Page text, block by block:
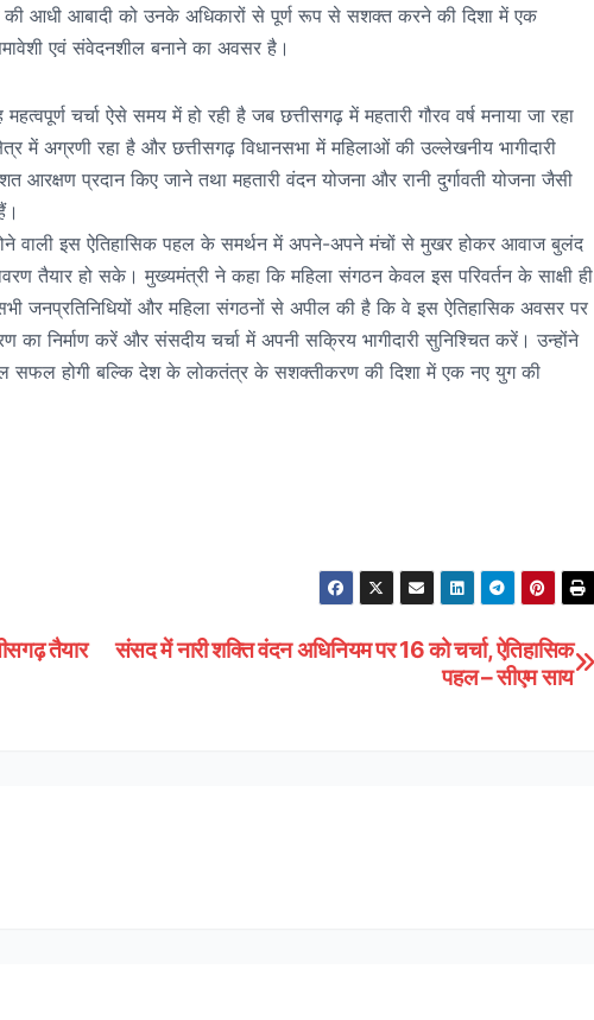
की आधी आबादी को उनके अधिकारों से पूर्ण रूप से सशक्त करने की दिशा में एक
एवं संवेदनशील बनाने का अवसर है।
चर्चा ऐसे समय में हो रही है जब छत्तीसगढ़ में महतारी गौरव वर्ष मनाया जा रहा
में अग्रणी रहा है और छत्तीसगढ़ विधानसभा में महिलाओं की उल्लेखनीय भागीदारी
प्रदान किए जाने तथा महतारी वंदन योजना और रानी दुर्गावती योजना जैसी
वाली इस ऐतिहासिक पहल के समर्थन में अपने-अपने मंचों से मुखर होकर आवाज बुलंद
तैयार हो सके। मुख्यमंत्री ने कहा कि महिला संगठन केवल इस परिवर्तन के साक्षी ही
जनप्रतिनिधियों और महिला संगठनों से अपील की है कि वे इस ऐतिहासिक अवसर पर
निर्माण करें और संसदीय चर्चा में अपनी सक्रिय भागीदारी सुनिश्चित करें। उन्होंने
सफल होगी बल्कि देश के लोकतंत्र के सशक्तीकरण की दिशा में एक नए युग की
संसद में नारी शक्ति वंदन अधिनियम पर 16 को चर्चा, ऐतिहासिक
पहल – सीएम साय
तैयार